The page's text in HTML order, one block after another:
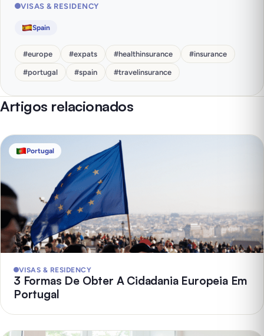
VISAS & RESIDENCY
Spain
#europe #expats #healthinsurance #insurance
#portugal #spain #travelinsurance
Artigos relacionados
Portugal
VISAS & RESIDENCY
3 Formas De Obter A Cidadania Europeia Em
Portugal